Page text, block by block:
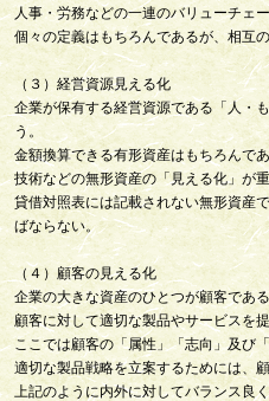
人事・労務などの一連のバリューチェ
個々の定義はもちろんであるが、相互
（３）経営資源見える化
企業が保有する経営資源である「人・
う。
金額換算できる有形資産はもちろんで
技術などの無形資産の「見える化」が
貸借対照表には記載されない無形資産
ばならない。
（４）顧客の見える化
企業の大きな資産のひとつが顧客であ
顧客に対して適切な製品やサービスを
ここでは顧客の「属性」「志向」及び
適切な製品戦略を立案するためには、
上記のように内外に対してバランス良